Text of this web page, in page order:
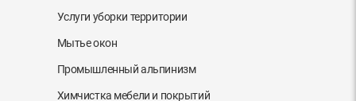
Услуги уборки территории
Мытье окон
Промышленный альпинизм
Химчистка мебели и покрытий